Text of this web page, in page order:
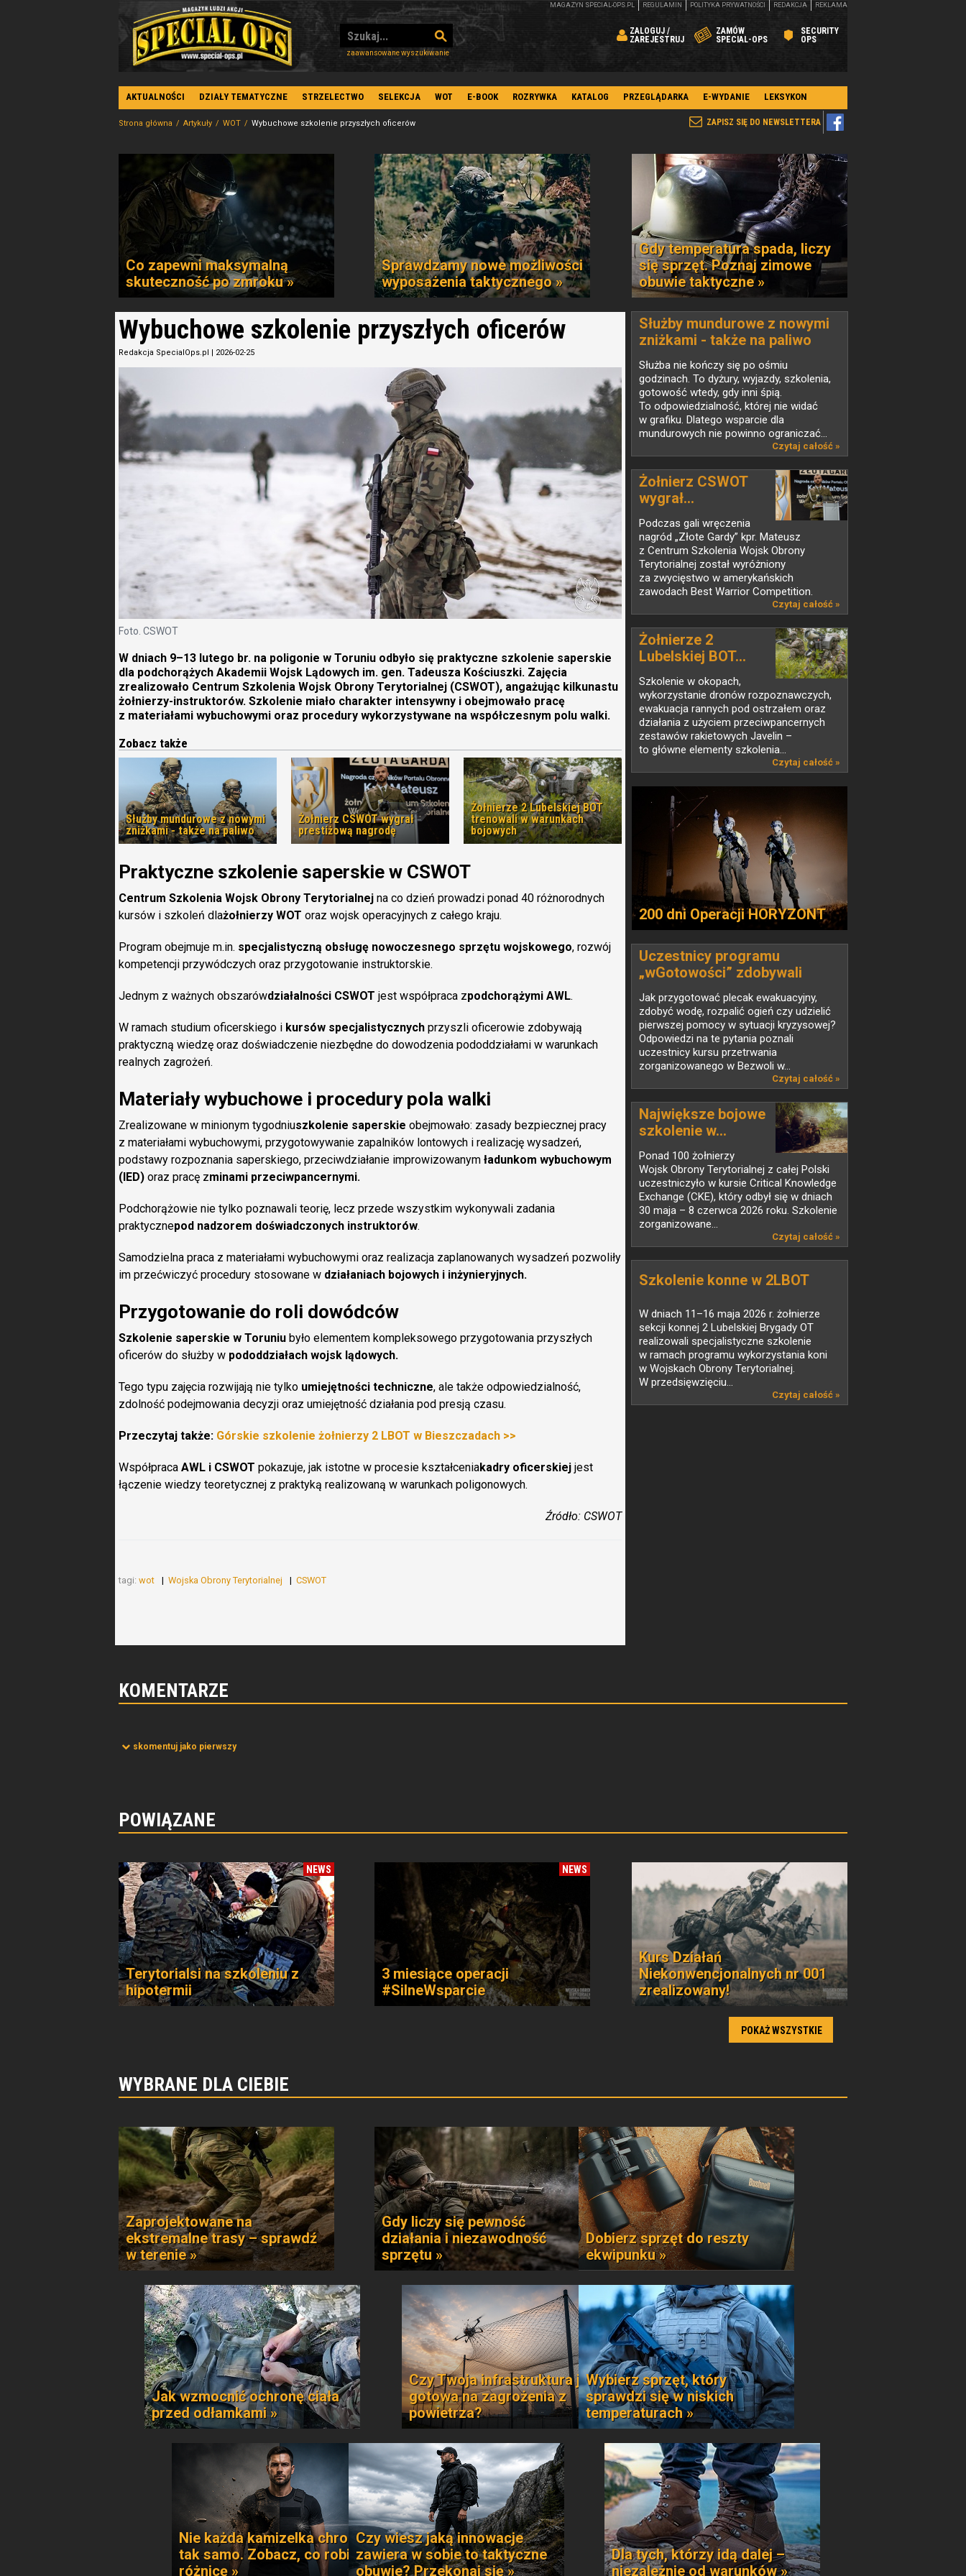
zaawansowane wyszukiwanie
ZALOGUJ /
ZAREJESTRUJ
ZAMÓW
SPECIAL-OPS
SECURITY
OPS
MAGAZYN SPECIAL-OPS.PL REGULAMIN POLITYKA PRYWATNOŚCI REDAKCJA REKLAMA
AKTUALNOŚCI DZIAŁY TEMATYCZNE STRZELECTWO SELEKCJA WOT E-BOOK ROZRYWKA KATALOG PRZEGLĄDARKA E-WYDANIE LEKSYKON
ZAPISZ SIĘ DO NEWSLETTERA
Strona główna Artykuły WOT Wybuchowe szkolenie przyszłych oficerów
Co zapewni maksymalną
skuteczność po zmroku »
Sprawdzamy nowe możliwości
wyposażenia taktycznego »
Gdy temperatura spada, liczy
się sprzęt. Poznaj zimowe
obuwie taktyczne »
Wybuchowe szkolenie przyszłych oficerów
Redakcja SpecialOps.pl | 2026-02-25
Foto. CSWOT
W dniach 9–13 lutego br. na poligonie w Toruniu odbyło się praktyczne szkolenie saperskie
dla podchorążych Akademii Wojsk Lądowych im. gen. Tadeusza Kościuszki. Zajęcia
zrealizowało Centrum Szkolenia Wojsk Obrony Terytorialnej (CSWOT), angażując kilkunastu
żołnierzy-instruktorów. Szkolenie miało charakter intensywny i obejmowało pracę
z materiałami wybuchowymi oraz procedury wykorzystywane na współczesnym polu walki.
Zobacz także
Służby mundurowe z nowymi
zniżkami - także na paliwo
Żołnierz CSWOT wygrał
prestiżową nagrodę
Żołnierze 2 Lubelskiej BOT
trenowali w warunkach
bojowych
Praktyczne szkolenie saperskie w CSWOT
Centrum Szkolenia Wojsk Obrony Terytorialnej na co dzień prowadzi ponad 40 różnorodnych
kursów i szkoleń dlażołnierzy WOT oraz wojsk operacyjnych z całego kraju.
Program obejmuje m.in. specjalistyczną obsługę nowoczesnego sprzętu wojskowego, rozwój
kompetencji przywódczych oraz przygotowanie instruktorskie.
Jednym z ważnych obszarówdziałalności CSWOT jest współpraca zpodchorążymi AWL.
W ramach studium oficerskiego i kursów specjalistycznych przyszli oficerowie zdobywają
praktyczną wiedzę oraz doświadczenie niezbędne do dowodzenia pododdziałami w warunkach
realnych zagrożeń.
Materiały wybuchowe i procedury pola walki
Zrealizowane w minionym tygodniuszkolenie saperskie obejmowało: zasady bezpiecznej pracy
z materiałami wybuchowymi, przygotowywanie zapalników lontowych i realizację wysadzeń,
podstawy rozpoznania saperskiego, przeciwdziałanie improwizowanym ładunkom wybuchowym
(IED) oraz pracę zminami przeciwpancernymi.
Podchorążowie nie tylko poznawali teorię, lecz przede wszystkim wykonywali zadania
praktycznepod nadzorem doświadczonych instruktorów.
Samodzielna praca z materiałami wybuchowymi oraz realizacja zaplanowanych wysadzeń pozwoliły
im przećwiczyć procedury stosowane w działaniach bojowych i inżynieryjnych.
Przygotowanie do roli dowódców
Szkolenie saperskie w Toruniu było elementem kompleksowego przygotowania przyszłych
oficerów do służby w pododdziałach wojsk lądowych.
Tego typu zajęcia rozwijają nie tylko umiejętności techniczne, ale także odpowiedzialność,
zdolność podejmowania decyzji oraz umiejętność działania pod presją czasu.
Przeczytaj także: Górskie szkolenie żołnierzy 2 LBOT w Bieszczadach >>
Współpraca AWL i CSWOT pokazuje, jak istotne w procesie kształceniakadry oficerskiej jest
łączenie wiedzy teoretycznej z praktyką realizowaną w warunkach poligonowych.
Źródło: CSWOT
tagi: wot Wojska Obrony Terytorialnej CSWOT
Służby mundurowe z nowymi
zniżkami - także na paliwo
Służba nie kończy się po ośmiu
godzinach. To dyżury, wyjazdy, szkolenia,
gotowość wtedy, gdy inni śpią.
To odpowiedzialność, której nie widać
w grafiku. Dlatego wsparcie dla
mundurowych nie powinno ograniczać...
Czytaj całość »
Żołnierz CSWOT
wygrał...
Podczas gali wręczenia
nagród „Złote Gardy” kpr. Mateusz
z Centrum Szkolenia Wojsk Obrony
Terytorialnej został wyróżniony
za zwycięstwo w amerykańskich
zawodach Best Warrior Competition.
Czytaj całość »
Żołnierze 2
Lubelskiej BOT...
Szkolenie w okopach,
wykorzystanie dronów rozpoznawczych,
ewakuacja rannych pod ostrzałem oraz
działania z użyciem przeciwpancernych
zestawów rakietowych Javelin –
to główne elementy szkolenia...
Czytaj całość »
200 dni Operacji HORYZONT
Uczestnicy programu
„wGotowości” zdobywali
praktyczne umiejętności
survivalowe
Jak przygotować plecak ewakuacyjny,
zdobyć wodę, rozpalić ogień czy udzielić
pierwszej pomocy w sytuacji kryzysowej?
Odpowiedzi na te pytania poznali
uczestnicy kursu przetrwania
zorganizowanego w Bezwoli w...
Czytaj całość »
Największe bojowe
szkolenie w...
Ponad 100 żołnierzy
Wojsk Obrony Terytorialnej z całej Polski
uczestniczyło w kursie Critical Knowledge
Exchange (CKE), który odbył się w dniach
30 maja – 8 czerwca 2026 roku. Szkolenie
zorganizowane...
Czytaj całość »
Szkolenie konne w 2LBOT
W dniach 11–16 maja 2026 r. żołnierze
sekcji konnej 2 Lubelskiej Brygady OT
realizowali specjalistyczne szkolenie
w ramach programu wykorzystania koni
w Wojskach Obrony Terytorialnej.
W przedsięwzięciu...
Czytaj całość »
KOMENTARZE
skomentuj jako pierwszy
POWIĄZANE
NEWS
Terytorialsi na szkoleniu z
hipotermii
NEWS
3 miesiące operacji
#SilneWsparcie
Kurs Działań
Niekonwencjonalnych nr 001
zrealizowany!
POKAŻ WSZYSTKIE
WYBRANE DLA CIEBIE
Zaprojektowane na
ekstremalne trasy – sprawdź
w terenie »
Gdy liczy się pewność
działania i niezawodność
sprzętu »
Dobierz sprzęt do reszty
ekwipunku »
Jak wzmocnić ochronę ciała
przed odłamkami »
Czy Twoja infrastruktura jest
gotowa na zagrożenia z
powietrza?
Wybierz sprzęt, który
sprawdzi się w niskich
temperaturach »
Nie każda kamizelka chroni
tak samo. Zobacz, co robi
różnicę »
Czy wiesz jaką innowacje
zawiera w sobie to taktyczne
obuwie? Przekonaj się »
Dla tych, którzy idą dalej –
niezależnie od warunków »